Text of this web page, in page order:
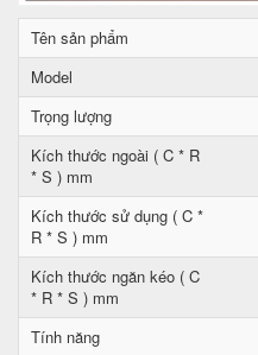
Tên sản phẩm
Model
Trọng lượng
Kích thước ngoài ( C * R
* S ) mm
Kích thước sử dụng ( C *
R * S ) mm
Kích thước ngăn kéo ( C
* R * S ) mm
Tính năng